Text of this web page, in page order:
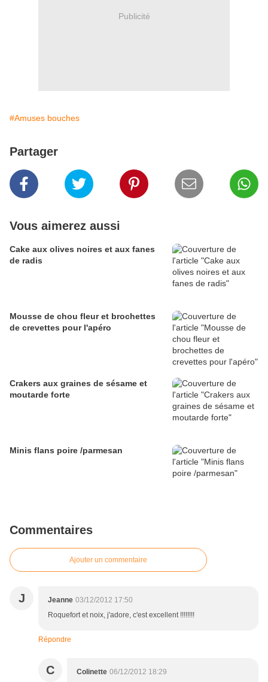
Publicité
#Amuses bouches
Partager
Vous aimerez aussi
Cake aux olives noires et aux fanes
de radis
Mousse de chou fleur et brochettes
de crevettes pour l'apéro
Crakers aux graines de sésame et
moutarde forte
Minis flans poire /parmesan
Commentaires
Ajouter un commentaire
J Jeanne 03/12/2012 17:50
Roquefort et noix, j'adore, c'est excellent !!!!!!!!
Répondre
C Colinette 06/12/2012 18:29